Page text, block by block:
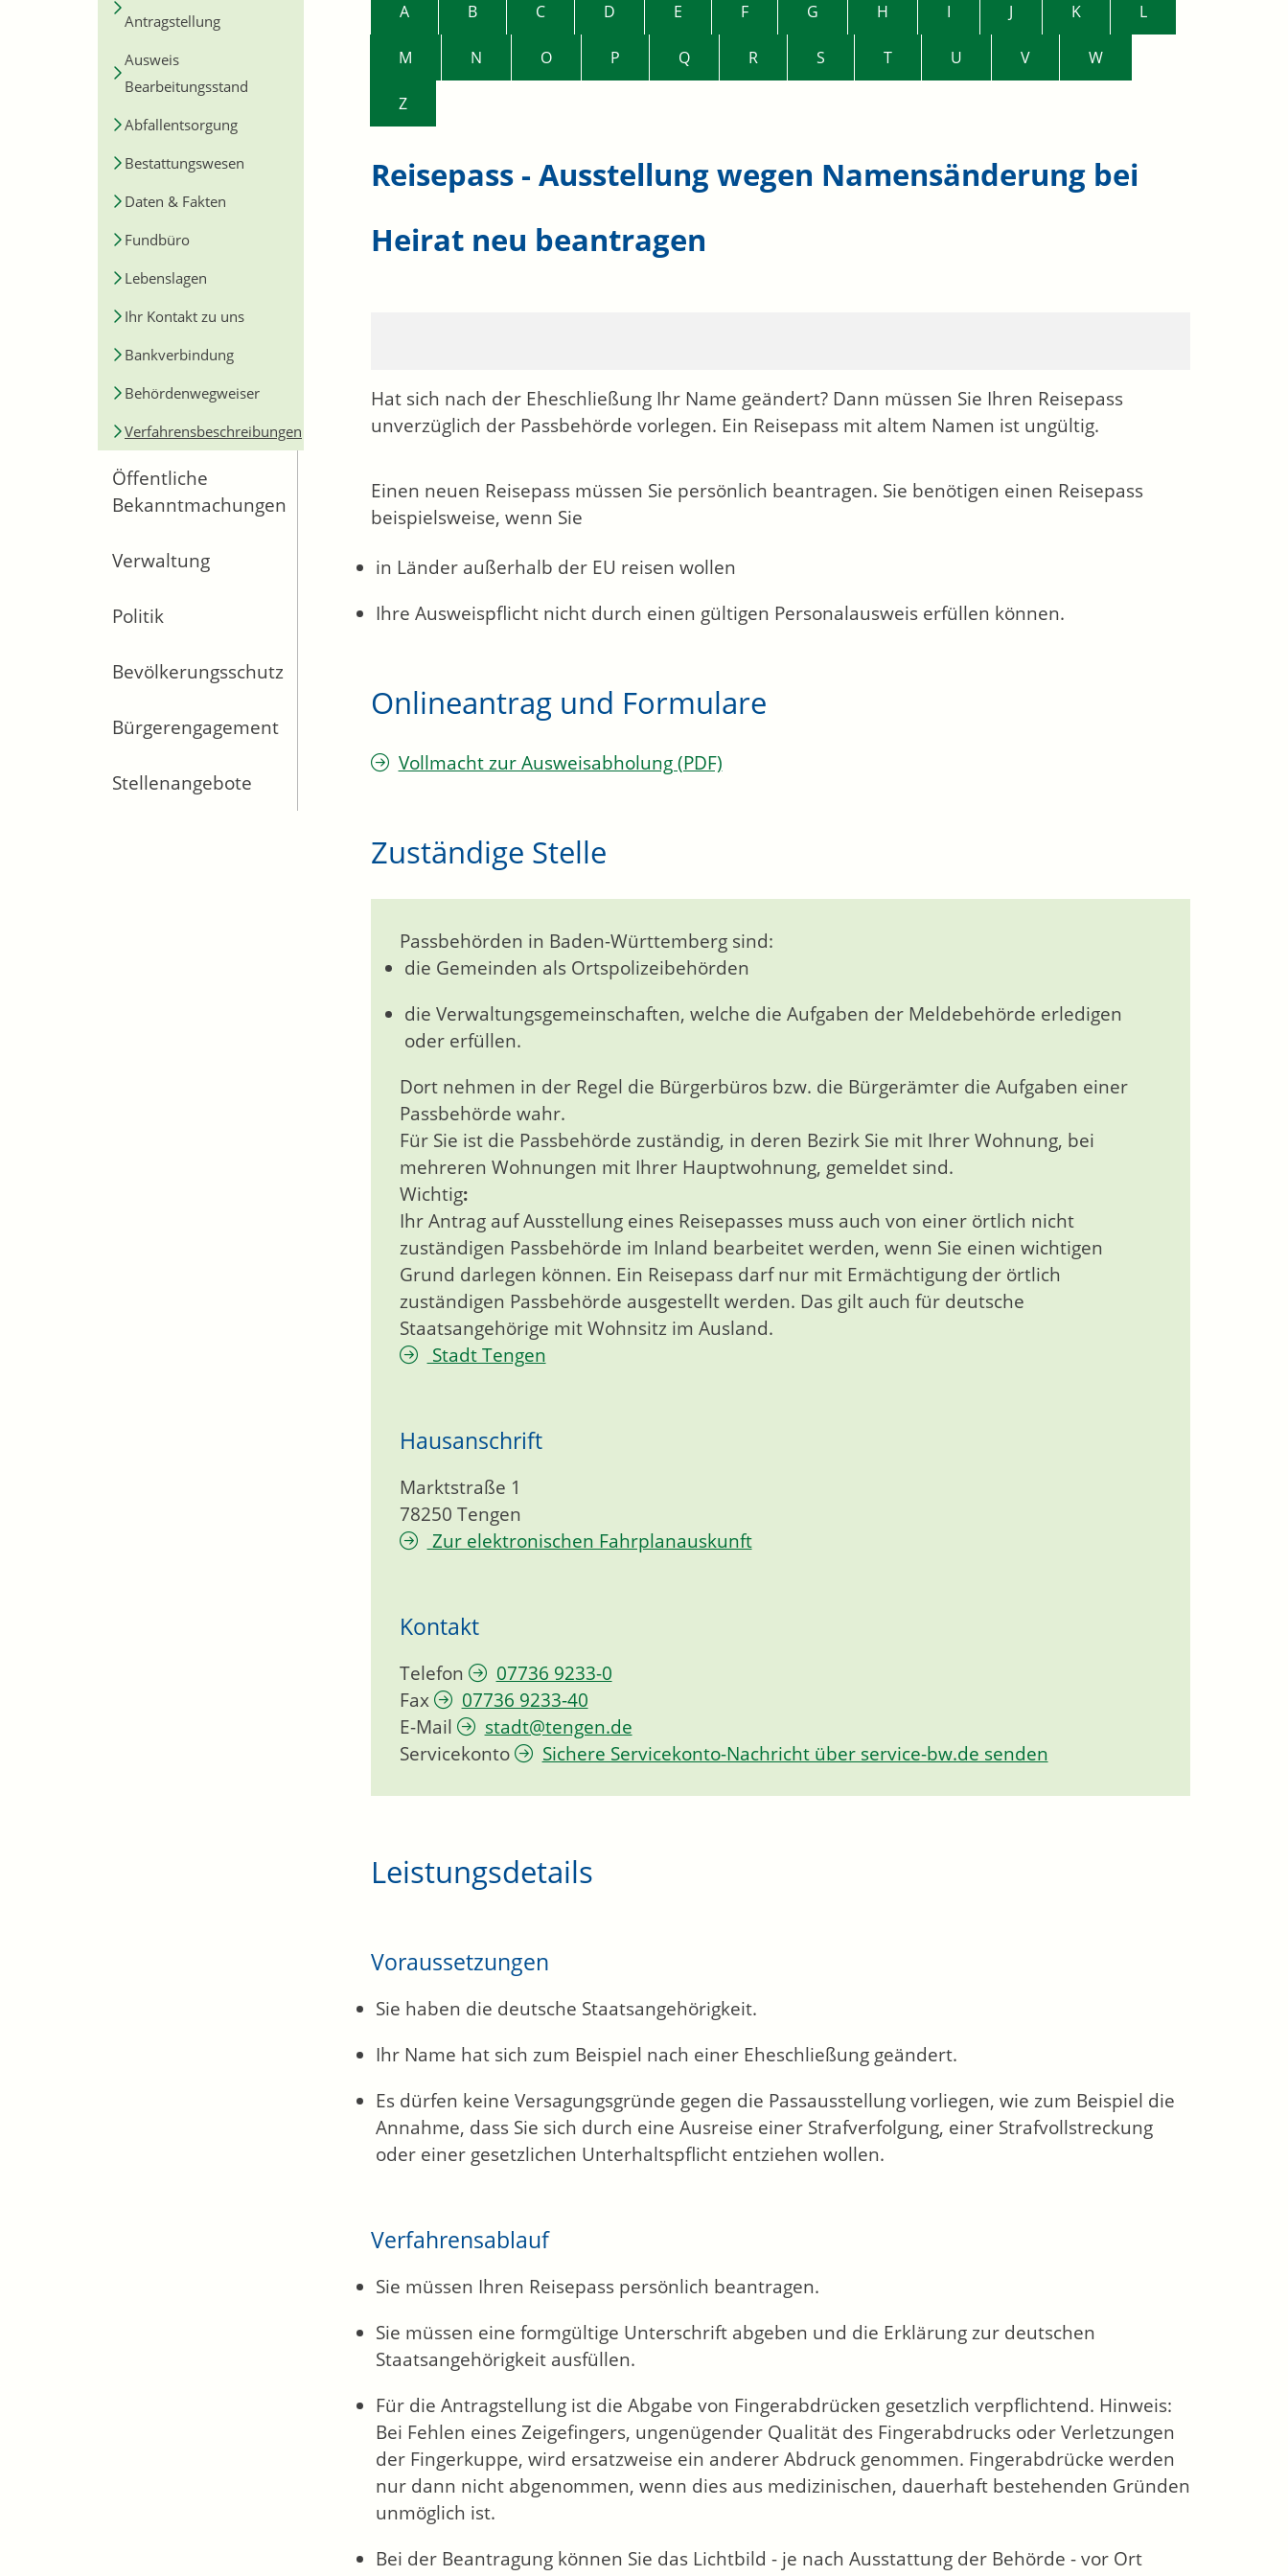
Antragstellung
Ausweis
Bearbeitungsstand
Abfallentsorgung
Bestattungswesen
Daten & Fakten
Fundbüro
Lebenslagen
Ihr Kontakt zu uns
Bankverbindung
Behördenwegweiser
Verfahrensbeschreibungen
Öffentliche
Bekanntmachungen
Verwaltung
Politik
Bevölkerungsschutz
Bürgerengagement
Stellenangebote
A B C D E F G H I J K L
M N O P Q R S T U V W
Z
Reisepass - Ausstellung wegen Namensänderung bei
Heirat neu beantragen
Hat sich nach der Eheschließung Ihr Name geändert? Dann müssen Sie Ihren Reisepass
unverzüglich der Passbehörde vorlegen. Ein Reisepass mit altem Namen ist ungültig.
Einen neuen Reisepass müssen Sie persönlich beantragen. Sie benötigen einen Reisepass
beispielsweise, wenn Sie
in Länder außerhalb der EU reisen wollen
Ihre Ausweispflicht nicht durch einen gültigen Personalausweis erfüllen können.
Onlineantrag und Formulare
Vollmacht zur Ausweisabholung (PDF)
Zuständige Stelle
Passbehörden in Baden-Württemberg sind:
die Gemeinden als Ortspolizeibehörden
die Verwaltungsgemeinschaften, welche die Aufgaben der Meldebehörde erledigen
oder erfüllen.
Dort nehmen in der Regel die Bürgerbüros bzw. die Bürgerämter die Aufgaben einer
Passbehörde wahr.
Für Sie ist die Passbehörde zuständig, in deren Bezirk Sie mit Ihrer Wohnung, bei
mehreren Wohnungen mit Ihrer Hauptwohnung, gemeldet sind.
Wichtig:
Ihr Antrag auf Ausstellung eines Reisepasses muss auch von einer örtlich nicht
zuständigen Passbehörde im Inland bearbeitet werden, wenn Sie einen wichtigen
Grund darlegen können. Ein Reisepass darf nur mit Ermächtigung der örtlich
zuständigen Passbehörde ausgestellt werden. Das gilt auch für deutsche
Staatsangehörige mit Wohnsitz im Ausland.
Stadt Tengen
Hausanschrift
Marktstraße 1
78250 Tengen
Zur elektronischen Fahrplanauskunft
Kontakt
Telefon
07736 9233-0
Fax
07736 9233-40
E-Mail
stadt@tengen.de
Servicekonto
Sichere Servicekonto-Nachricht über service-bw.de senden
Leistungsdetails
Voraussetzungen
Sie haben die deutsche Staatsangehörigkeit.
Ihr Name hat sich zum Beispiel nach einer Eheschließung geändert.
Es dürfen keine Versagungsgründe gegen die Passausstellung vorliegen, wie zum Beispiel die
Annahme, dass Sie sich durch eine Ausreise einer Strafverfolgung, einer Strafvollstreckung
oder einer gesetzlichen Unterhaltspflicht entziehen wollen.
Verfahrensablauf
Sie müssen Ihren Reisepass persönlich beantragen.
Sie müssen eine formgültige Unterschrift abgeben und die Erklärung zur deutschen
Staatsangehörigkeit ausfüllen.
Für die Antragstellung ist die Abgabe von Fingerabdrücken gesetzlich verpflichtend. Hinweis:
Bei Fehlen eines Zeigefingers, ungenügender Qualität des Fingerabdrucks oder Verletzungen
der Fingerkuppe, wird ersatzweise ein anderer Abdruck genommen. Fingerabdrücke werden
nur dann nicht abgenommen, wenn dies aus medizinischen, dauerhaft bestehenden Gründen
unmöglich ist.
Bei der Beantragung können Sie das Lichtbild - je nach Ausstattung der Behörde - vor Ort